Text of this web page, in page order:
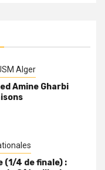
Alger
Amine Gharbi
(1/4 de finale) :